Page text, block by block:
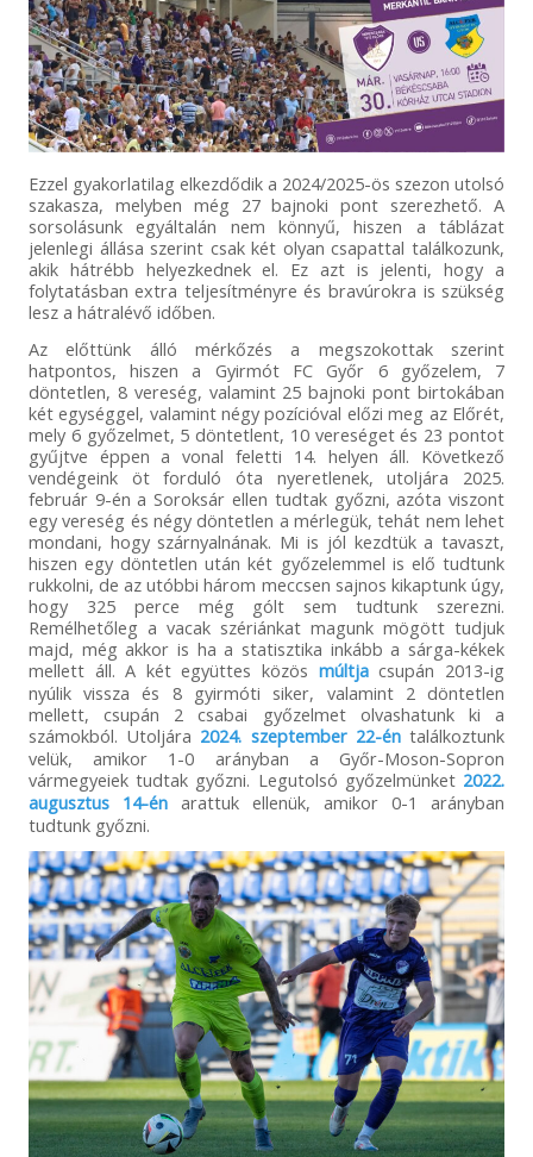
Ezzel gyakorlatilag elkezdődik a 2024/2025-ös szezon utolsó
szakasza, melyben még 27 bajnoki pont szerezhető. A
sorsolásunk egyáltalán nem könnyű, hiszen a táblázat
jelenlegi állása szerint csak két olyan csapattal találkozunk,
akik hátrébb helyezkednek el. Ez azt is jelenti, hogy a
folytatásban extra teljesítményre és bravúrokra is szükség
lesz a hátralévő időben.
Az előttünk álló mérkőzés a megszokottak szerint
hatpontos, hiszen a Gyirmót FC Győr 6 győzelem, 7
döntetlen, 8 vereség, valamint 25 bajnoki pont birtokában
két egységgel, valamint négy pozícióval előzi meg az Előrét,
mely 6 győzelmet, 5 döntetlent, 10 vereséget és 23 pontot
gyűjtve éppen a vonal feletti 14. helyen áll. Következő
vendégeink öt forduló óta nyeretlenek, utoljára 2025.
február 9-én a Soroksár ellen tudtak győzni, azóta viszont
egy vereség és négy döntetlen a mérlegük, tehát nem lehet
mondani, hogy szárnyalnának. Mi is jól kezdtük a tavaszt,
hiszen egy döntetlen után két győzelemmel is elő tudtunk
rukkolni, de az utóbbi három meccsen sajnos kikaptunk úgy,
hogy 325 perce még gólt sem tudtunk szerezni.
Remélhetőleg a vacak szériánkat magunk mögött tudjuk
majd, még akkor is ha a statisztika inkább a sárga-kékek
mellett áll. A két együttes közös múltjacsupán 2013-ig
nyúlik vissza és 8 gyirmóti siker, valamint 2 döntetlen
mellett, csupán 2 csabai győzelmet olvashatunk ki a
számokból. Utoljára 2024. szeptember 22-éntalálkoztunk
velük, amikor 1-0 arányban a Győr-Moson-Sopron
vármegyeiek tudtak győzni. Legutolsó győzelmünket 2022.
augusztus 14-énarattuk ellenük, amikor 0-1 arányban
tudtunk győzni.